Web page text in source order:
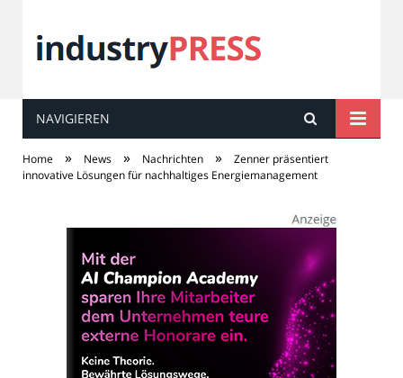
industryPRESS
NAVIGIEREN
Home » News » Nachrichten »
Zenner präsentiert
innovative Lösungen für nachhaltiges Energiemanagement